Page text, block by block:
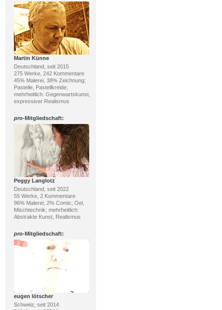
Martin Künne
Deutschland, seit 2015
275 Werke, 242 Kommentare
45% Malerei, 38% Zeichnung;
Pastelle, Pastellkreide;
mehrheitlich: Gegenwartskunst,
expressiver Realismus
pro-Mitgliedschaft:
Peggy Langlotz
Deutschland, seit 2022
55 Werke, 2 Kommentare
96% Malerei, 2% Comic; Oel,
Mischtechnik; mehrheitlich:
Abstrakte Kunst, Realismus
pro-Mitgliedschaft:
eugen lötscher
Schweiz, seit 2014